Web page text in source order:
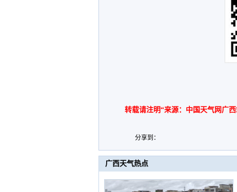
转载请注明“来源：中国天气网广西
分享到：
广西天气热点